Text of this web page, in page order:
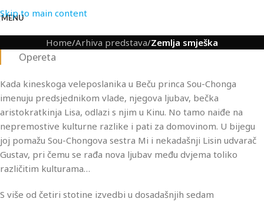
Skip to main content
MENU
Home/Arhiva predstava/Zemlja smješka
Opereta
Kada kineskoga veleposlanika u Beču princa Sou-Chonga
imenuju predsjednikom vlade, njegova ljubav, bečka
aristokratkinja Lisa, odlazi s njim u Kinu. No tamo naiđe na
nepremostive kulturne razlike i pati za domovinom. U bijegu
joj pomažu Sou-Chongova sestra Mi i nekadašnji Lisin udvarač
Gustav, pri čemu se rađa nova ljubav među dvjema toliko
različitim kulturama…
S više od četiri stotine izvedbi u dosadašnjih sedam